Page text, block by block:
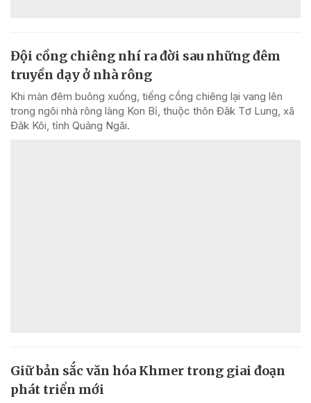
Đội cồng chiêng nhí ra đời sau những đêm
truyền dạy ở nhà rông
Khi màn đêm buông xuống, tiếng cồng chiêng lại vang lên
trong ngôi nhà rông làng Kon Bỉ, thuộc thôn Đăk Tơ Lung, xã
Đăk Kôi, tỉnh Quảng Ngãi.
Giữ bản sắc văn hóa Khmer trong giai đoạn
phát triển mới